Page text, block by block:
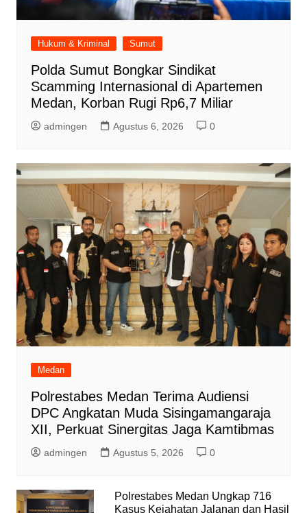
Hukum & Kriminal Sumut
Polda Sumut Bongkar Sindikat
Scamming Internasional di Apartemen
Medan, Korban Rugi Rp6,7 Miliar
admingen Agustus 6, 2026 0
Medan
Polrestabes Medan Terima Audiensi
DPC Angkatan Muda Sisingamangaraja
XII, Perkuat Sinergitas Jaga Kamtibmas
admingen Agustus 5, 2026 0
Polrestabes Medan Ungkap 716
Kasus Kejahatan Jalanan dan Hasil